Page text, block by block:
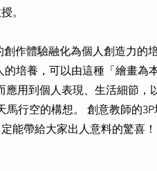
。
作體驗融化為個人創造力的
培養，可以由這種「繪畫為
用到個人表現、生活細節，
行空的構想。 創意教師的3P
能帶給大家出人意料的驚喜！